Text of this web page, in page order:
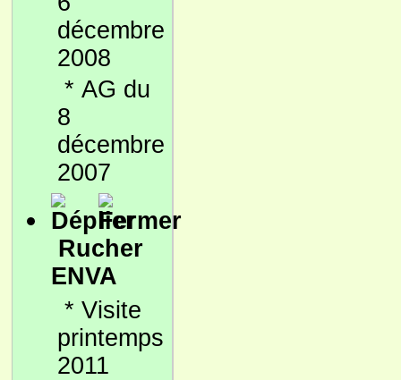
décembre
2008
* AG du
8
décembre
2007
Rucher
ENVA
* Visite
printemps
2011